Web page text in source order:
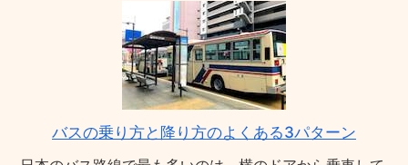
バスの乗り方と降り方のよくある3パターン